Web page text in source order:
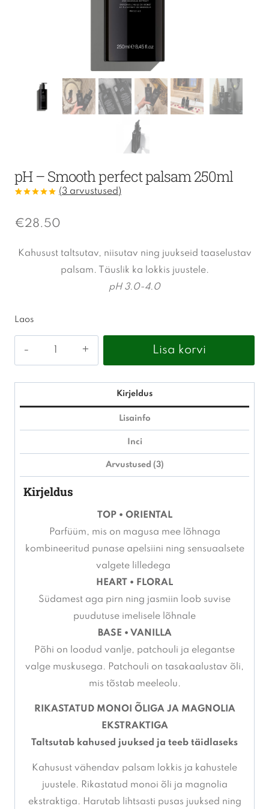
pH – Smooth perfect palsam 250ml
kliendi
hinnangu
(3 arvustused)
€28.50
Kahusust taltsutav, niisutav ning juukseid taaselustav
palsam. Täuslik ka lokkis juustele.
pH 3.0-4.0
Laos
250ml
Lisa korvi
Kirjeldus
Lisainfo
Inci
Arvustused (3)
Kirjeldus
TOP • ORIENTAL
Parfüüm, mis on magusa mee lõhnaga
kombineeritud punase apelsiini ning sensuaalsete
valgete lilledega
HEART • FLORAL
Südamest aga pirn ning jasmiin loob suvise
puudutuse imelisele lõhnale
BASE • VANILLA
Põhi on loodud vanlje, patchouli ja elegantse
valge muskusega. Patchouli on tasakaalustav õli,
mis tõstab meeleolu.
RIKASTATUD MONOI ÕLIGA JA MAGNOLIA
EKSTRAKTIGA
Taltsutab kahused juuksed ja teeb täidlaseks
Kahusust vähendav palsam lokkis ja kahustele
juustele. Rikastatud monoi õli ja magnolia
ekstraktiga. Harutab lihtsasti pusas juuksed ning